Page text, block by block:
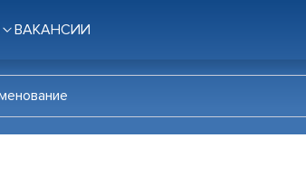
ВАКАНСИИ